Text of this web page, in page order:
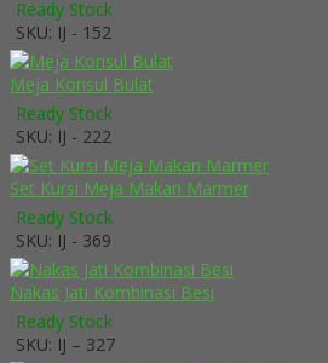
Ready Stock
SKU: IJ - 152
Meja Konsul Bulat
Ready Stock
SKU: IJ - 222
Set Kursi Meja Makan Marmer
Ready Stock
SKU: IJ - 369
Nakas Jati Kombinasi Besi
Ready Stock
SKU: IJ – 327